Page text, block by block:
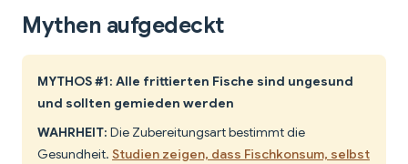
Mythen aufgedeckt
MYTHOS #1: Alle frittierten Fische sind ungesund
und sollten gemieden werden
WAHRHEIT: Die Zubereitungsart bestimmt die
Gesundheit. Studien zeigen, dass Fischkonsum, selbst